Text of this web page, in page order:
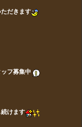
だきます
フ募集中
けます